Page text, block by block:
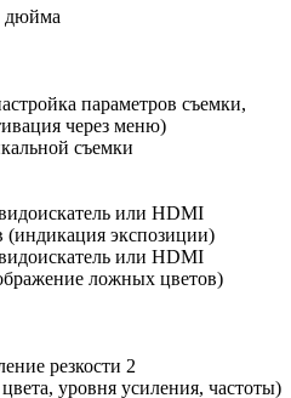
дюйма
параметров съемки,
через меню)
съемки
или HDMI
экспозиции)
или HDMI
ложных цветов)
резкости 2
уровня усиления, частоты)